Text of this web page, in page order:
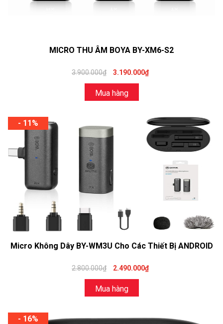
MICRO THU ÂM BOYA BY-XM6-S2
3.900.000₫ 3.190.000₫
Mua hàng
- 11%
Micro Không Dây BY-WM3U Cho Các Thiết Bị ANDROID
2.800.000₫ 2.490.000₫
Mua hàng
- 16%